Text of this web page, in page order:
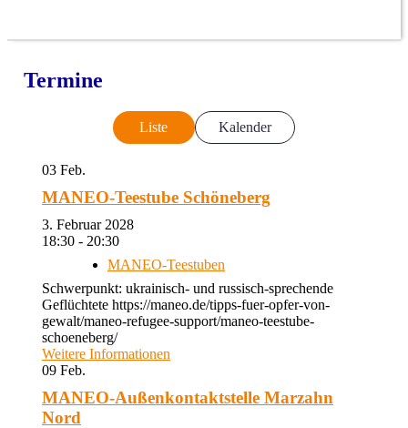
Termine
Liste Kalender
03 Feb.
MANEO-Teestube Schöneberg
3. Februar 2028
18:30 - 20:30
MANEO-Teestuben
Schwerpunkt: ukrainisch- und russisch-sprechende
Geflüchtete https://maneo.de/tipps-fuer-opfer-von-
gewalt/maneo-refugee-support/maneo-teestube-
schoeneberg/
Weitere Informationen
09 Feb.
MANEO-Außenkontaktstelle Marzahn
Nord